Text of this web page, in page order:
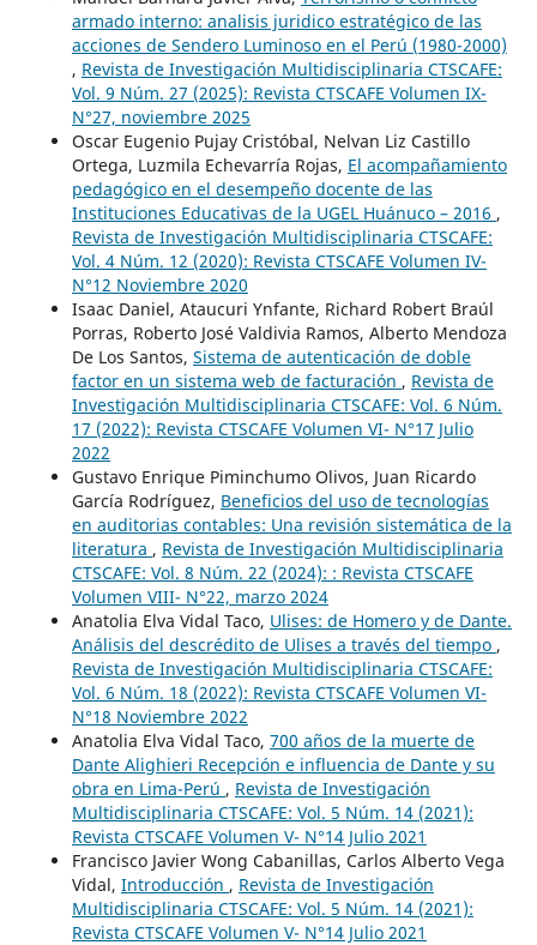
armado interno: analisis juridico estratégico de las
acciones de Sendero Luminoso en el Perú (1980-2000)
, Revista de Investigación Multidisciplinaria CTSCAFE:
Vol. 9 Núm. 27 (2025): Revista CTSCAFE Volumen IX-
N°27, noviembre 2025
Oscar Eugenio Pujay Cristóbal, Nelvan Liz Castillo
Ortega, Luzmila Echevarría Rojas, El acompañamiento
pedagógico en el desempeño docente de las
Instituciones Educativas de la UGEL Huánuco – 2016 ,
Revista de Investigación Multidisciplinaria CTSCAFE:
Vol. 4 Núm. 12 (2020): Revista CTSCAFE Volumen IV-
N°12 Noviembre 2020
Isaac Daniel, Ataucuri Ynfante, Richard Robert Braúl
Porras, Roberto José Valdivia Ramos, Alberto Mendoza
De Los Santos, Sistema de autenticación de doble
factor en un sistema web de facturación , Revista de
Investigación Multidisciplinaria CTSCAFE: Vol. 6 Núm.
17 (2022): Revista CTSCAFE Volumen VI- N°17 Julio
2022
Gustavo Enrique Piminchumo Olivos, Juan Ricardo
García Rodríguez, Beneficios del uso de tecnologías
en auditorias contables: Una revisión sistemática de la
literatura , Revista de Investigación Multidisciplinaria
CTSCAFE: Vol. 8 Núm. 22 (2024): : Revista CTSCAFE
Volumen VIII- N°22, marzo 2024
Anatolia Elva Vidal Taco, Ulises: de Homero y de Dante.
Análisis del descrédito de Ulises a través del tiempo ,
Revista de Investigación Multidisciplinaria CTSCAFE:
Vol. 6 Núm. 18 (2022): Revista CTSCAFE Volumen VI-
N°18 Noviembre 2022
Anatolia Elva Vidal Taco, 700 años de la muerte de
Dante Alighieri Recepción e influencia de Dante y su
obra en Lima-Perú , Revista de Investigación
Multidisciplinaria CTSCAFE: Vol. 5 Núm. 14 (2021):
Revista CTSCAFE Volumen V- N°14 Julio 2021
Francisco Javier Wong Cabanillas, Carlos Alberto Vega
Vidal, Introducción , Revista de Investigación
Multidisciplinaria CTSCAFE: Vol. 5 Núm. 14 (2021):
Revista CTSCAFE Volumen V- N°14 Julio 2021